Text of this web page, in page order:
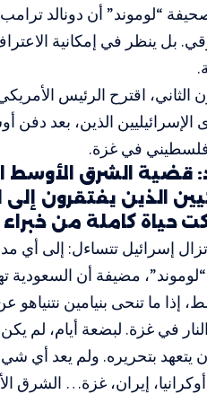
“لوموند” أن دونالد
بل ينظر في إمكانية
الثاني، اقترح الرئيس
الذين، بعد دفن
فلسطيني في غزة.
قضية الشرق الأوسط
الذين يفتقرون
حياة كاملة من
إسرائيل تتساءل: إلى أي
مضيفة أن السعودية
إذا ما تنحى بنيامين
في غزة. لبضعة أيام، لم
يتعهد بتحريره. ولم يعد أي
إيران، غزة… الشرق